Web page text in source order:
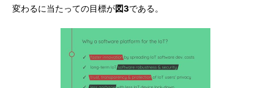
変わるに当たっての目標が図3である。